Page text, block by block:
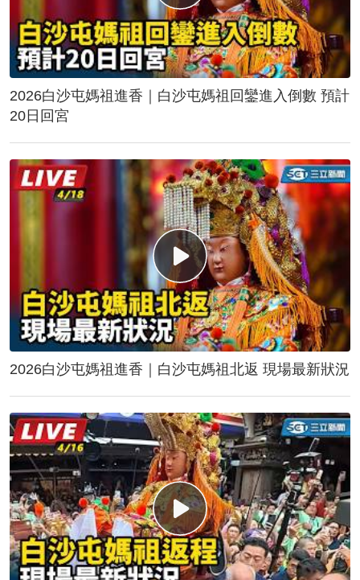
2026白沙屯媽祖進香｜白沙屯媽祖回鑾進入倒數 預計
20日回宮
2026白沙屯媽祖進香｜白沙屯媽祖北返 現場最新狀況